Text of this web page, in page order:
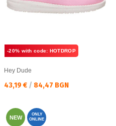
-20% with code: HOTDROP
Hey Dude
Текуща цена:
43,19 € / 84,47 BGN
NEW
ONLY
ONLINE